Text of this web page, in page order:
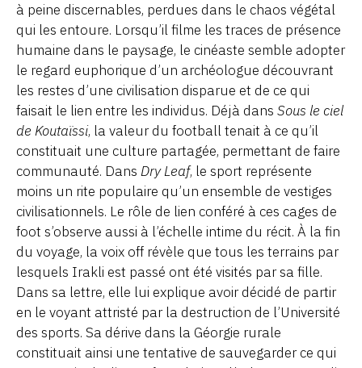
à peine discernables, perdues dans le chaos végétal
qui les entoure. Lorsqu’il filme les traces de présence
humaine dans le paysage, le cinéaste semble adopter
le regard euphorique d’un archéologue découvrant
les restes d’une civilisation disparue et de ce qui
faisait le lien entre les individus. Déjà dans Sous le ciel
de Koutaïssi, la valeur du football tenait à ce qu’il
constituait une culture partagée, permettant de faire
communauté. Dans Dry Leaf, le sport représente
moins un rite populaire qu’un ensemble de vestiges
civilisationnels. Le rôle de lien conféré à ces cages de
foot s’observe aussi à l’échelle intime du récit. À la fin
du voyage, la voix off révèle que tous les terrains par
lesquels Irakli est passé ont été visités par sa fille.
Dans sa lettre, elle lui explique avoir décidé de partir
en le voyant attristé par la destruction de l’Université
des sports. Sa dérive dans la Géorgie rurale
constituait ainsi une tentative de sauvegarder ce qui